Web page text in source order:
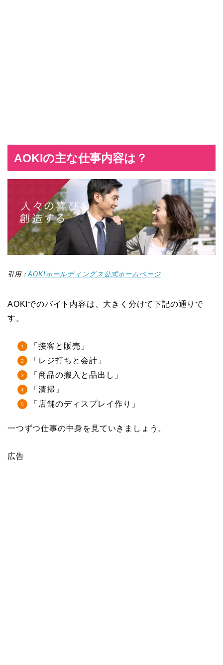
AOKIの主な仕事内容は？
引用：AOKIホールディングス公式ホームページ
AOKIでのバイト内容は、大きく分けて下記の通りで
す。
「接客と販売」
「レジ打ちと会計」
「商品の搬入と品出し」
「清掃」
「店舗のディスプレイ作り」
一つずつ仕事の中身を見ていきましょう。
広告